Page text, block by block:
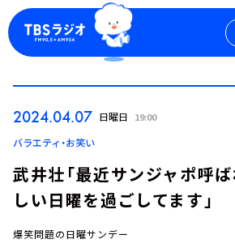
ログイン
2024.04.07 日曜日 19:00
バラエティ・お笑い
武井壮「最近サンジャポ呼
しい日曜を過ごしてます」
爆笑問題の日曜サンデー